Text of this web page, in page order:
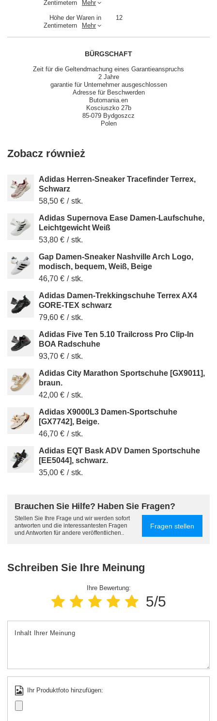
Zentimetern Mehr
Höhe der Waren in
Zentimetern
Mehr
12
BÜRGSCHAFT
Zeit für die Geltendmachung eines Garantieanspruchs
2 Jahre
garantie für Unternehmer ausgeschlossen
Adresse für Beschwerden
Butomania.en
Kosciuszko 27b
85-079 Bydgoszcz
Polen
Zobacz również
Adidas Herren-Sneaker Tracefinder Terrex,
Schwarz
58,50 € / stk.
Adidas Supernova Ease Damen-Laufschuhe,
Leichtgewicht Weiß
53,80 € / stk.
Gap Damen-Sneaker Nashville Arch Logo,
modisch, bequem, Weiß, Beige
46,70 € / stk.
Adidas Damen-Trekkingschuhe Terrex AX4
GORE-TEX schwarz
79,60 € / stk.
Adidas Five Ten 5.10 Trailcross Pro Clip-In
BOA Radschuhe
93,70 € / stk.
Adidas City Marathon Sportschuhe [GX9011],
braun.
42,00 € / stk.
Adidas X9000L3 Damen-Sportschuhe
[GX7742], Beige.
46,70 € / stk.
Adidas EQT Bask ADV Damen Sportschuhe
[EE5044], schwarz.
35,00 € / stk.
Brauchen Sie Hilfe? Haben Sie Fragen?
Stellen Sie Ihre Frage und wir werden sofort
antworten und die interessantesten Fragen
und Antworten für andere veröffentlichen..
Fragen stellen
Schreiben Sie Ihre Meinung
Ihre Bewertung:
5/5
Inhalt Ihrer Meinung
Ihr Produktfoto hinzufügen: